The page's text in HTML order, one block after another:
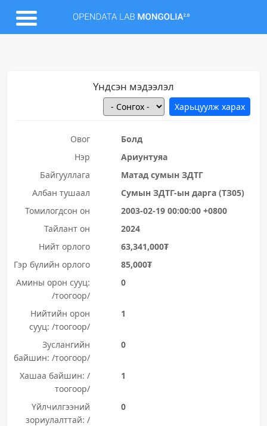
Үндсэн мэдээлэл
Овог
Болд
Нэр
Ариунтуяа
Байгууллага
Матад сумын ЗДТГ
Албан тушаал
Сумын ЗДТГ-ын дарга (ТЗ05)
Томилогдсон он
2003-02-19 00:00:00 +0800
Тайлант он
2024
Нийт орлого
63,341,000₮
Гэр бүлийн орлого
85,000₮
Амины орон сууц:
/тоогоор/
0
Нийтийн орон
сууц: /тоогоор/
1
Зуслангийн
байшин: /тоогоор/
0
Хашаа байшин: /
тоогоор/
1
Үйлчилгээний
зориулалттай: /
0